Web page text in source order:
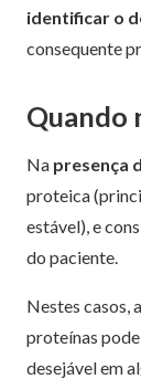
identificar o
consequente
Quando
Na presença
proteica
estável), e
do paciente.
Nestes casos,
proteínas
desejável em